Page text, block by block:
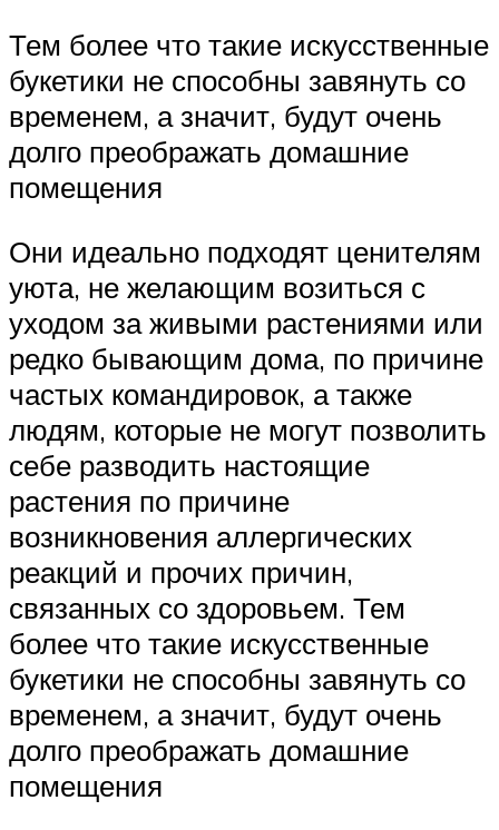
Тем более что такие искусственные
букетики не способны завянуть со
временем, а значит, будут очень
долго преображать домашние
помещения
Они идеально подходят ценителям
уюта, не желающим возиться с
уходом за живыми растениями или
редко бывающим дома, по причине
частых командировок, а также
людям, которые не могут позволить
себе разводить настоящие
растения по причине
возникновения аллергических
реакций и прочих причин,
связанных со здоровьем. Тем
более что такие искусственные
букетики не способны завянуть со
временем, а значит, будут очень
долго преображать домашние
помещения